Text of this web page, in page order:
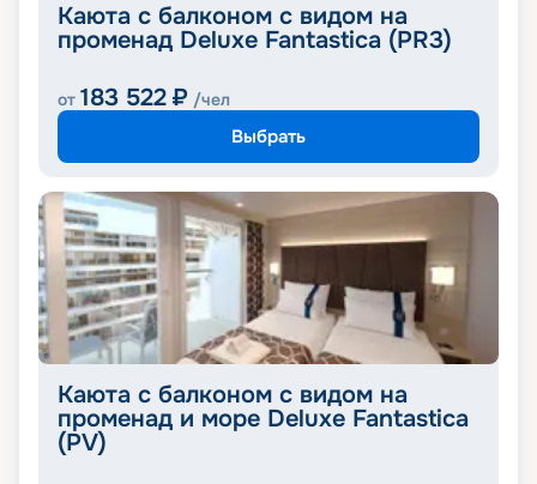
Каюта с балконом с видом на
променад Deluxe Fantastica (PR3)
от 183 522 ₽ /чел
Выбрать
Каюта с балконом с видом на
променад и море Deluxe Fantastica
(PV)